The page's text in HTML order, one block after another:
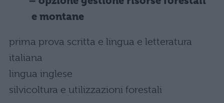
e montane
prima prova scritta e lingua e letteratura
italiana
lingua inglese
silvicoltura e utilizzazioni forestali